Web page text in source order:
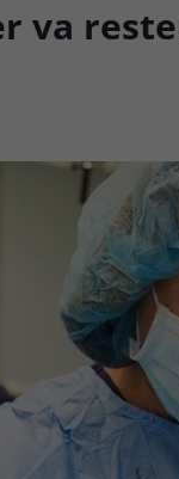
va